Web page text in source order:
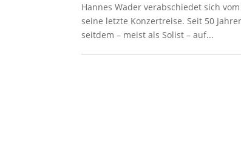
Hannes Wader verabschiedet sich
seine letzte Konzertreise. Seit 50
seitdem – meist als Solist – auf...